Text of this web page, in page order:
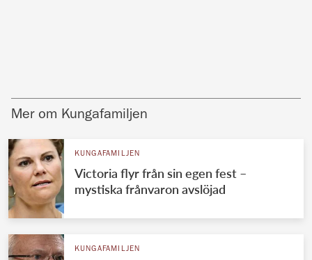
Mer om Kungafamiljen
KUNGAFAMILJEN
Victoria flyr från sin egen fest –
mystiska frånvaron avslöjad
KUNGAFAMILJEN